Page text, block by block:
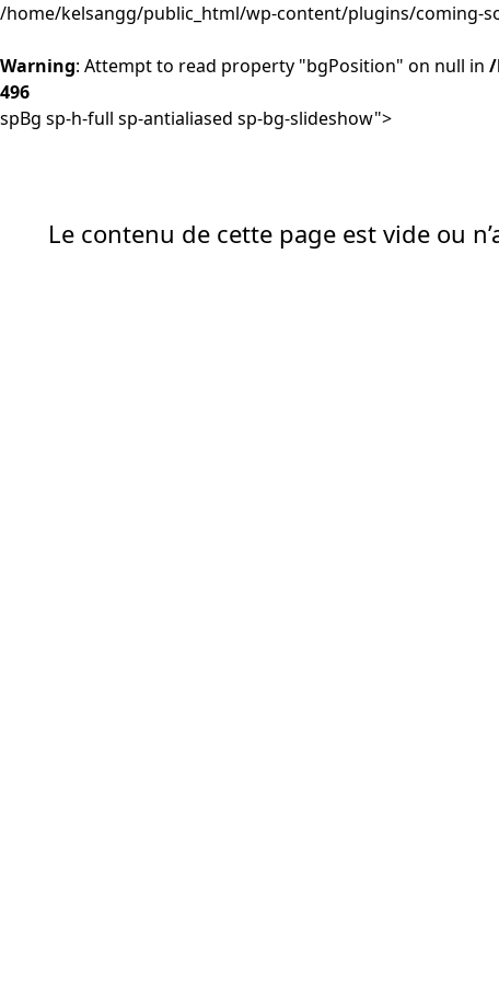
/home/kelsangg/public_html/wp-content/plugins/coming-
Warning: Attempt to read property "bgPosition" on null in /
496
spBg sp-h-full sp-antialiased sp-bg-slideshow">
Le contenu de cette page est vide ou